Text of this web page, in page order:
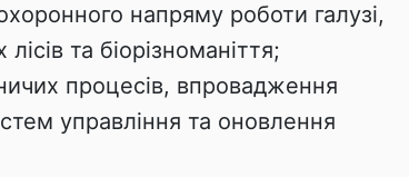
напряму роботи галузі,
та біорізноманіття;
процесів, впровадження
управління та оновлення